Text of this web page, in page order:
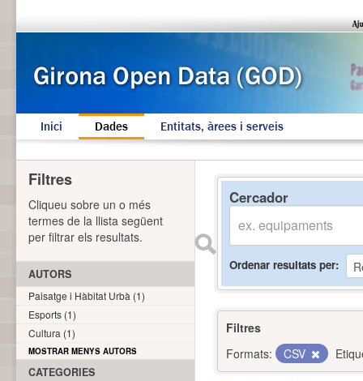
Inici Dades Entitats, àrees i serveis
Cercador
Ordenar resultats per
Filtres
Formats:
CSV
Filtres
Cliqueu sobre un o més
termes de la llista següent
per filtrar els resultats.
AUTORS
Paisatge i Hàbitat Urbà (1)
Esports (1)
Cultura (1)
MOSTRAR MENYS AUTORS
CATEGORIES